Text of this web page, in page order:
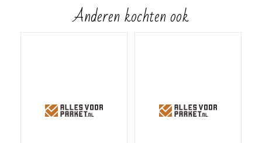
Anderen kochten ook